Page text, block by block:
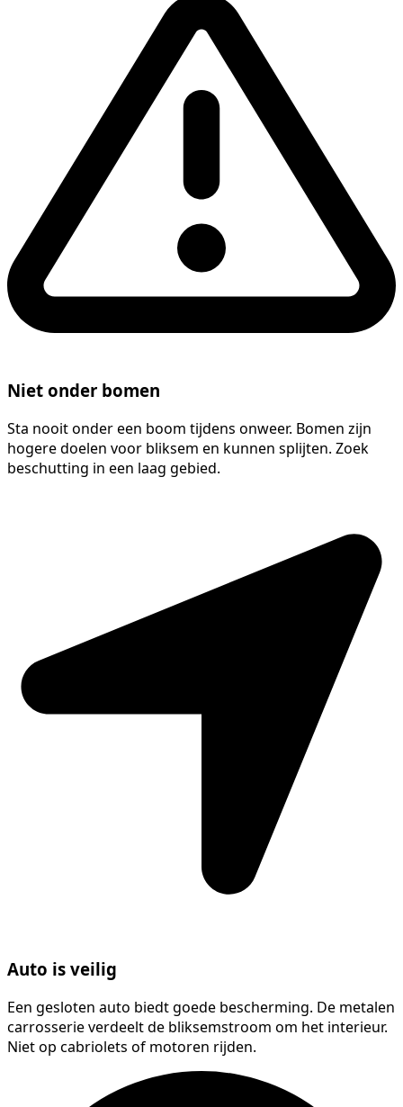
Niet onder bomen
Sta nooit onder een boom tijdens onweer. Bomen zijn
hogere doelen voor bliksem en kunnen splijten. Zoek
beschutting in een laag gebied.
Auto is veilig
Een gesloten auto biedt goede bescherming. De metalen
carrosserie verdeelt de bliksemstroom om het interieur.
Niet op cabriolets of motoren rijden.